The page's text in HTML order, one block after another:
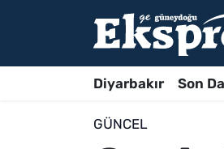
Diyarbakır Son
GÜNCEL